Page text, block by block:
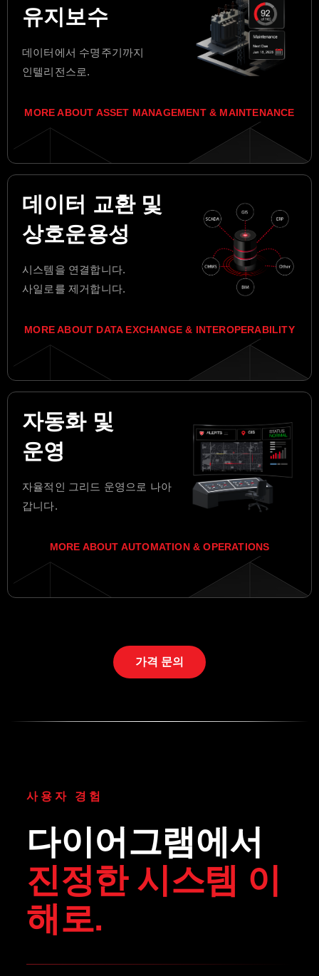
유지보수
데이터에서 수명주기까지
인텔리전스로.
MORE ABOUT ASSET MANAGEMENT & MAINTENANCE
데이터 교환 및
상호운용성
시스템을 연결합니다.
사일로를 제거합니다.
MORE ABOUT DATA EXCHANGE & INTEROPERABILITY
자동화 및
운영
자율적인 그리드 운영으로 나아
갑니다.
MORE ABOUT AUTOMATION & OPERATIONS
가격 문의
사용자 경험
다이어그램에서
진정한 시스템 이
해로.